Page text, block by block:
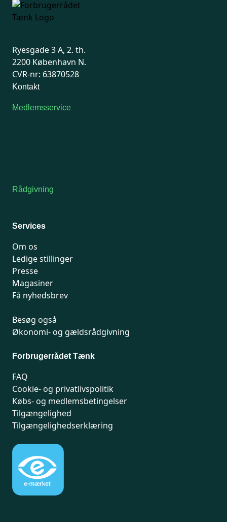
Ryesgade 3 A, 2. th.
2200 København N.
CVR-nr: 63870528
Kontakt
Medlemsservice
Rådgivning
Services
Om os
Ledige stillinger
Presse
Magasiner
Få nyhedsbrev
Besøg også
Økonomi- og gældsrådgivning
Forbrugerrådet Tænk
FAQ
Cookie- og privatlivspolitik
Købs- og medlemsbetingelser
Tilgængelighed
Tilgængelighedserklæring